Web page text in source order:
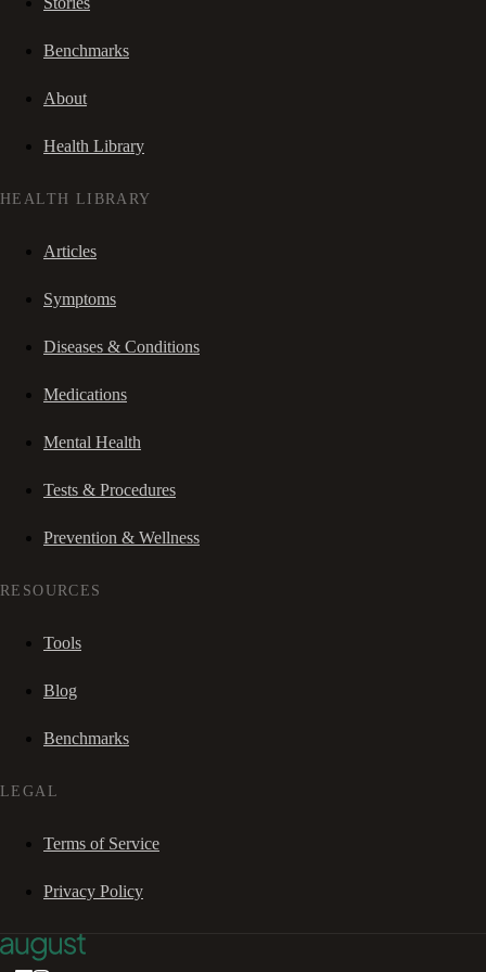
Benchmarks
About
Health Library
HEALTH LIBRARY
Articles
Symptoms
Diseases & Conditions
Medications
Mental Health
Tests & Procedures
Prevention & Wellness
RESOURCES
Tools
Blog
Benchmarks
LEGAL
Terms of Service
Privacy Policy